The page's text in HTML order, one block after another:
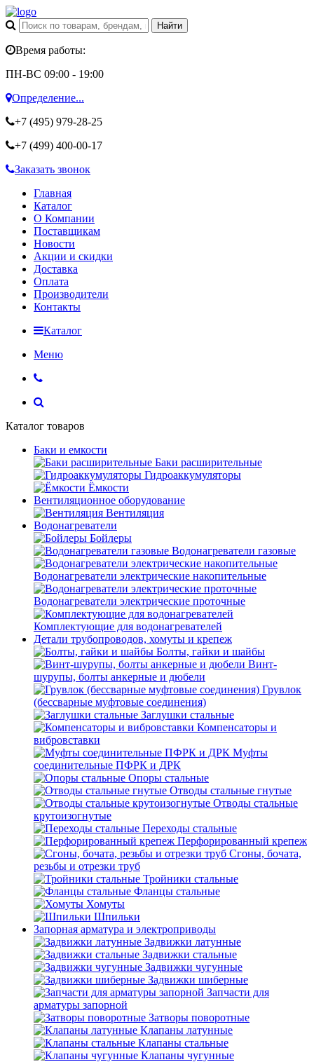
Время работы:
ПН-ВС 09:00 - 19:00
Определение...
+7 (495) 979-28-25
+7 (499) 400-00-17
Заказать звонок
Главная
Каталог
О Компании
Поставщикам
Новости
Акции и скидки
Доставка
Оплата
Производители
Контакты
Каталог
Меню
Каталог товаров
Баки и емкости
Баки расширительные
Гидроаккумуляторы
Ёмкости
Вентиляционное оборудование
Вентиляция
Водонагреватели
Бойлеры
Водонагреватели газовые
Водонагреватели электрические накопительные
Водонагреватели электрические проточные
Комплектующие для водонагревателей
Детали трубопроводов, хомуты и крепеж
Болты, гайки и шайбы
Винт-
шурупы, болты анкерные и дюбели
Грувлок
(бессварные муфтовые соединения)
Заглушки стальные
Компенсаторы и
вибровставки
Муфты
соединительные ПФРК и ДРК
Опоры стальные
Отводы стальные гнутые
Отводы стальные
крутоизогнутые
Переходы стальные
Перфорированный крепеж
Сгоны, бочата,
резьбы и отрезки труб
Тройники стальные
Фланцы стальные
Хомуты
Шпильки
Запорная арматура и электроприводы
Задвижки латунные
Задвижки стальные
Задвижки чугунные
Задвижки шиберные
Запчасти для
арматуры запорной
Затворы поворотные
Клапаны латунные
Клапаны стальные
Клапаны чугунные